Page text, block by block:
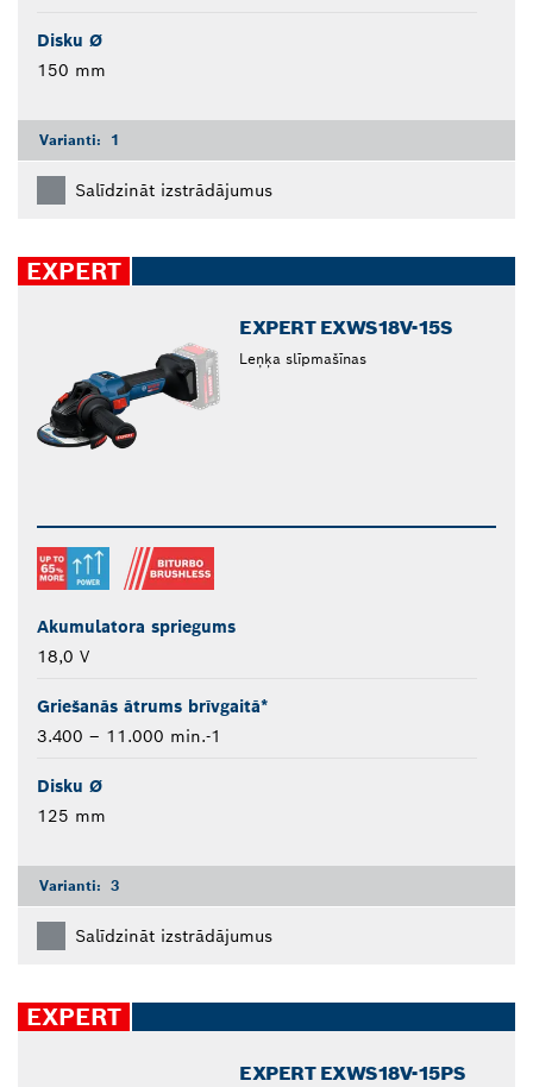
Disku Ø
150 mm
Varianti: 1
Salīdzināt izstrādājumus
EXPERT
EXPERT EXWS18V-15S
Leņķa slīpmašīnas
Akumulatora spriegums
18,0 V
Griešanās ātrums brīvgaitā*
3.400 – 11.000 min.-1
Disku Ø
125 mm
Varianti: 3
Salīdzināt izstrādājumus
EXPERT
EXPERT EXWS18V-15PS